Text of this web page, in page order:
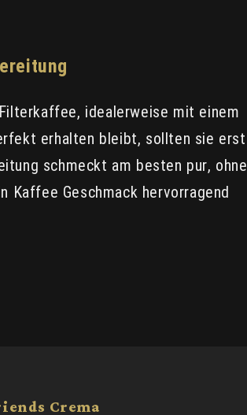
idealerweise mit einem
erhalten bleibt, sollten sie erst
schmeckt am besten pur, ohne
Kaffee Geschmack hervorragend
Crema